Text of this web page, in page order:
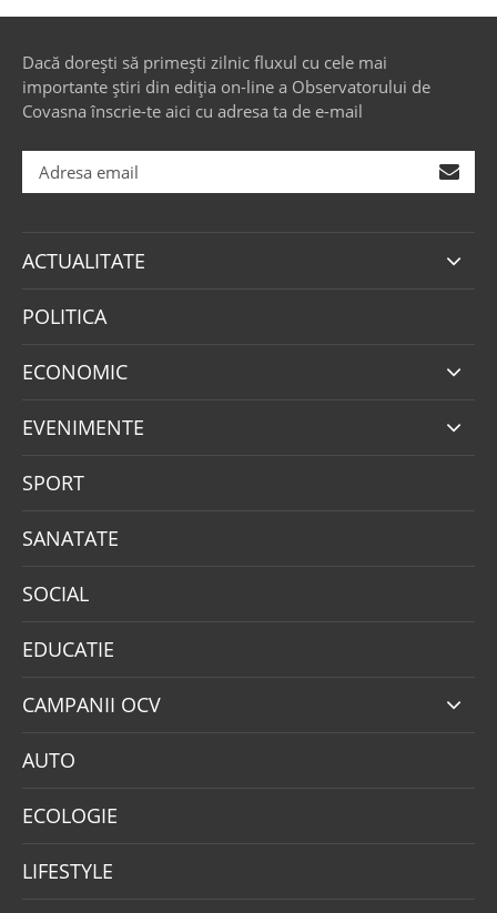
Dacă dorești să primești zilnic fluxul cu cele mai
importante știri din ediția on-line a Observatorului de
Covasna înscrie-te aici cu adresa ta de e-mail
ACTUALITATE
POLITICA
ECONOMIC
EVENIMENTE
SPORT
SANATATE
SOCIAL
EDUCATIE
CAMPANII OCV
AUTO
ECOLOGIE
LIFESTYLE